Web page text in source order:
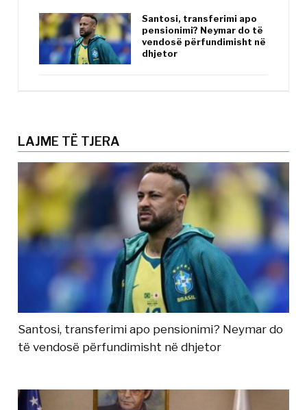
Santosi, transferimi apo
pensionimi? Neymar do të
vendosë përfundimisht në
dhjetor
LAJME TË TJERA
Santosi, transferimi apo pensionimi? Neymar do
të vendosë përfundimisht në dhjetor